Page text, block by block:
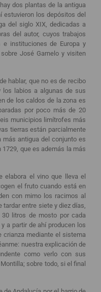
dos plantas de la antigua
estuvieron los depósitos del
del siglo XIX, dedicadas a
del autor, cuyos trabajos
instituciones de Europa y
José Garnelo y visiten
hablar, que no es de recibo
labios a algunas de sus
de los caldos de la zona es
por poco más de 20
municipios limítrofes más
tierras están parcialmente
más antigua del conjunto es
1729, que es además la más
elabora el vino que lleva el
el fruto cuando está en
con mimo los racimos al
tardar entre siete y diez días,
litros de mosto por cada
a partir de ahí producen los
crianza mediante el sistema
nuestra explicación de
como verlo con sus
sobre todo, si el final